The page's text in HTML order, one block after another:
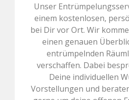
Unser
einem kostenlosen,
bei Dir vor Ort. Wir
einen genauen
entrümpelnden
verschaffen. Dabei
Deine individuellen
Vorstellungen und